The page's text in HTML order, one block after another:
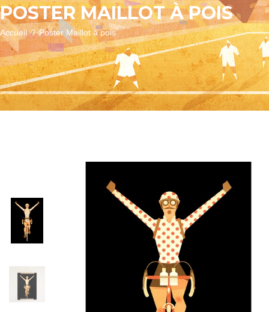
POSTER MAILLOT À POIS
Accueil Poster Maillot à pois